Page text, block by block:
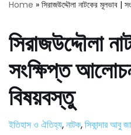
Home » সিরাজউদ্দৌলা নাটকের মূলভাব |
সিরাজউদ্দৌলা
সংক্ষিপ্ত
বিষয়বস্তু
ইতিহাস ও ঐতিহ্য,নাটক,সিকান্দার আবু